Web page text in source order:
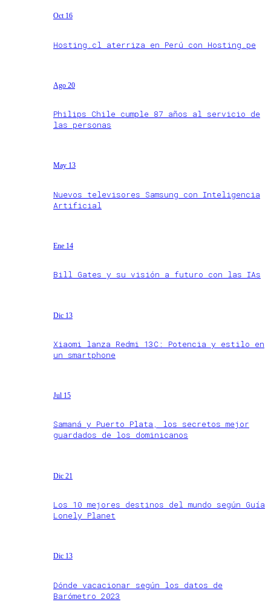
Oct 16
Hosting.cl aterriza en Perú con Hosting.pe
Ago 20
Philips Chile cumple 87 años al servicio de
las personas
May 13
Nuevos televisores Samsung con Inteligencia
Artificial
Ene 14
Bill Gates y su visión a futuro con las IAs
Dic 13
Xiaomi lanza Redmi 13C: Potencia y estilo en
un smartphone
Jul 15
Samaná y Puerto Plata, los secretos mejor
guardados de los dominicanos
Dic 21
Los 10 mejores destinos del mundo según Guía
Lonely Planet
Dic 13
Dónde vacacionar según los datos de
Barómetro 2023